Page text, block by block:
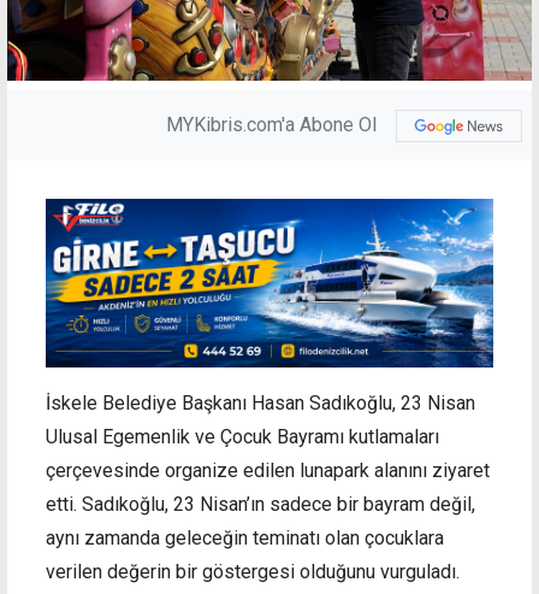
MYKibris.com'a Abone Ol
İskele Belediye Başkanı Hasan Sadıkoğlu, 23 Nisan
Ulusal Egemenlik ve Çocuk Bayramı kutlamaları
çerçevesinde organize edilen lunapark alanını ziyaret
etti. Sadıkoğlu, 23 Nisan’ın sadece bir bayram değil,
aynı zamanda geleceğin teminatı olan çocuklara
verilen değerin bir göstergesi olduğunu vurguladı.